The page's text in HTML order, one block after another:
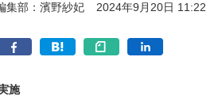
集部：濱野紗妃 2024年9月20日 11:22
施